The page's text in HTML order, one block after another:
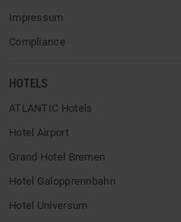
Impressum
Compliance
HOTELS
ATLANTIC Hotels
Hotel Airport
Grand Hotel Bremen
Hotel Galopprennbahn
Hotel Universum